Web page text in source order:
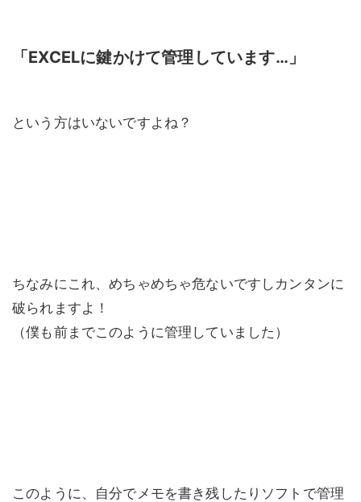
「EXCELに鍵かけて管理しています…」
という方はいないですよね？
ちなみにこれ、めちゃめちゃ危ないですしカンタンに
破られますよ！
（僕も前までこのように管理していました）
このように、自分でメモを書き残したりソフトで管理